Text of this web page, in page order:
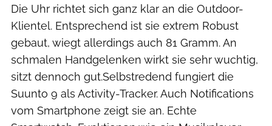
Die Uhr richtet sich ganz klar an die Outdoor-
Klientel. Entsprechend ist sie extrem Robust
gebaut, wiegt allerdings auch 81 Gramm. An
schmalen Handgelenken wirkt sie sehr wuchtig,
sitzt dennoch gut.Selbstredend fungiert die
Suunto 9 als Activity-Tracker. Auch Notifications
vom Smartphone zeigt sie an. Echte